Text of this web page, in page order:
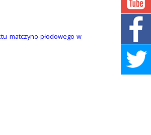
matczyno-płodowego w